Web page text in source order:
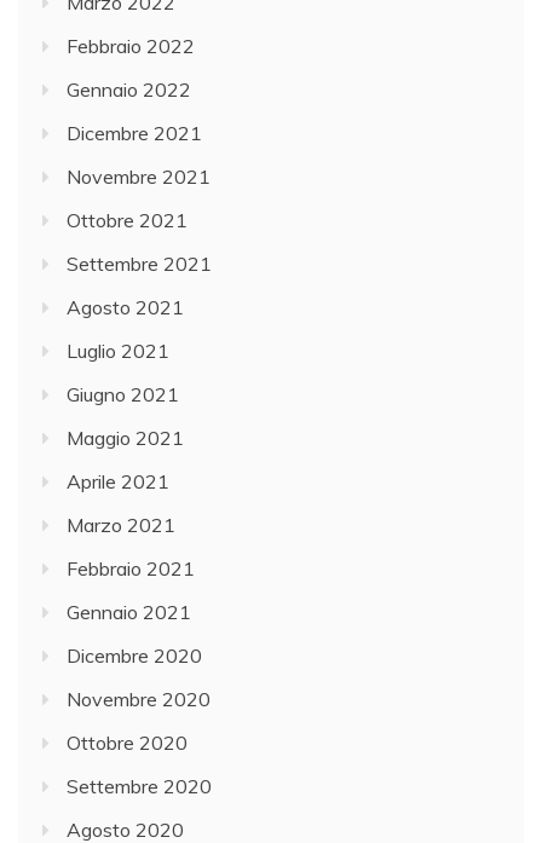
Febbraio 2022
Gennaio 2022
Dicembre 2021
Novembre 2021
Ottobre 2021
Settembre 2021
Agosto 2021
Luglio 2021
Giugno 2021
Maggio 2021
Aprile 2021
Marzo 2021
Febbraio 2021
Gennaio 2021
Dicembre 2020
Novembre 2020
Ottobre 2020
Settembre 2020
Agosto 2020